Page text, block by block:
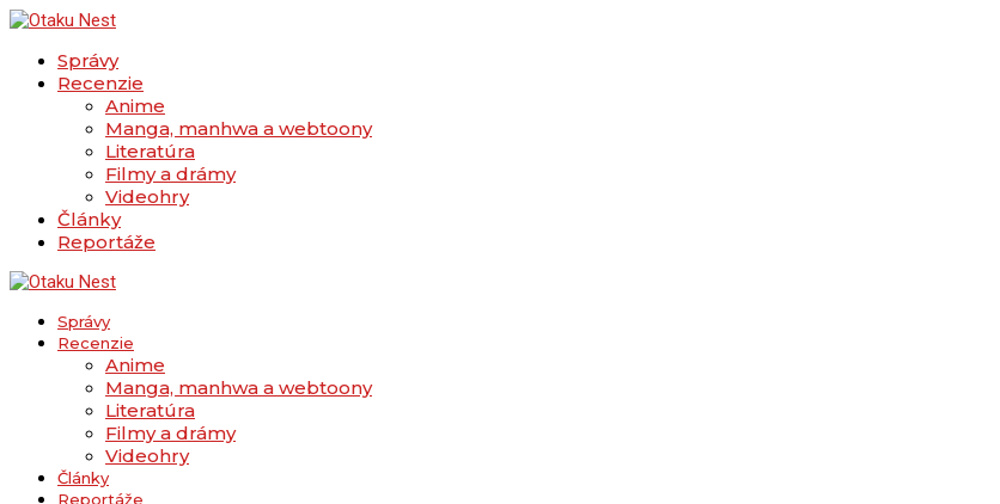
Správy
Recenzie
Anime
Manga, manhwa a webtoony
Literatúra
Filmy a drámy
Videohry
Články
Reportáže
Správy
Recenzie
Anime
Manga, manhwa a webtoony
Literatúra
Filmy a drámy
Videohry
Články
Reportáže